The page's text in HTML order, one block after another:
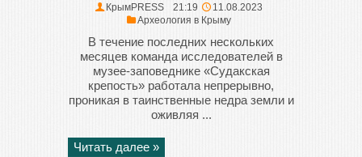
КрымPRESS 21:19
11.08.2023
Археология в Крыму
В течение последних нескольких
месяцев команда исследователей в
музее-заповеднике «Судакская
крепость» работала непрерывно,
проникая в таинственные недра земли и
оживляя ...
Читать далее »